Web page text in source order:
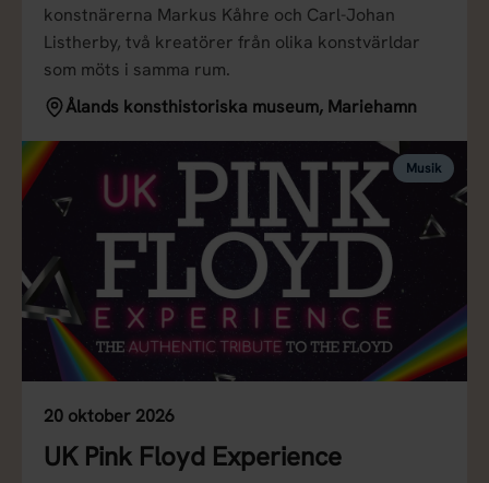
konstnärerna Markus Kåhre och Carl-Johan
Listherby, två kreatörer från olika konstvärldar
som möts i samma rum.
Ålands konsthistoriska museum, Mariehamn
Musik
20 oktober 2026
UK Pink Floyd Experience